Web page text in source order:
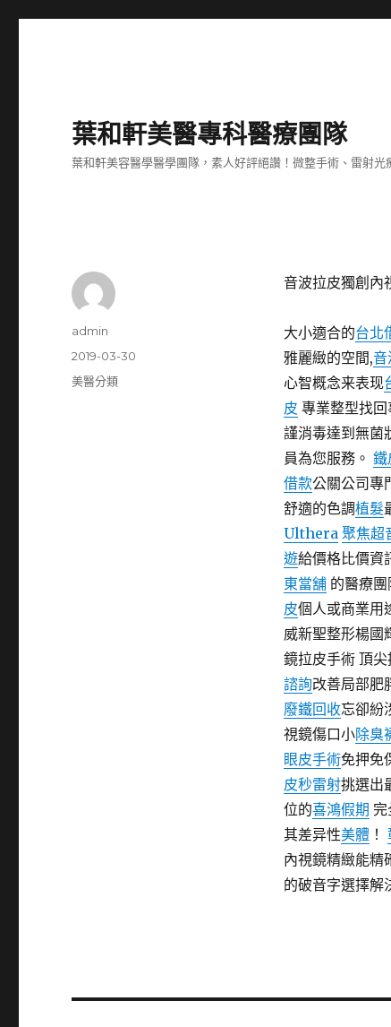
葉和軒美醫專科醫療團隊
葉和軒美容醫學醫學團隊，素人好評絕讚！微整手術、雷射
音波拉皮獨創內
大小適合的台北
雅麗緻的空間,音
心智概念来表现
皮 專業整型找
謹消毒達到無菌
員為您服務。 鐵
借款公關公司專
舒適的色調植髮
Ulthera 聚焦超
遊給價格比價資
東當舖的醫療團
皮個人或商業用
威新聖整形楊國
鏡拉皮手術 頂
諮詢改善局部肥
廢鐵回收忘卻紛
視鏡傷口小除臭
眼皮手術免押免
皮秒雷射挑選出
位的喜鴻假期 完
其差异性美體！
內視鏡精緻能精
的破音字選擇解
作
admin
發
佈
2019-03-30
分
美醫分類